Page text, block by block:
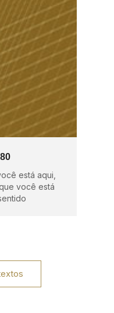
está aqui,
você está